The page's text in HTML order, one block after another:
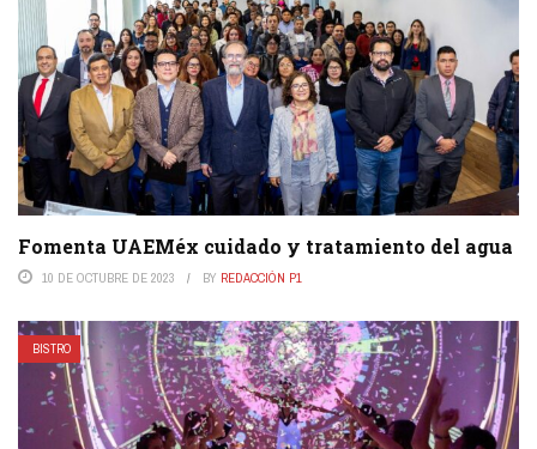
Fomenta UAEMéx cuidado y tratamiento del agua
10 DE OCTUBRE DE 2023 BY REDACCIÓN P1
BISTRO